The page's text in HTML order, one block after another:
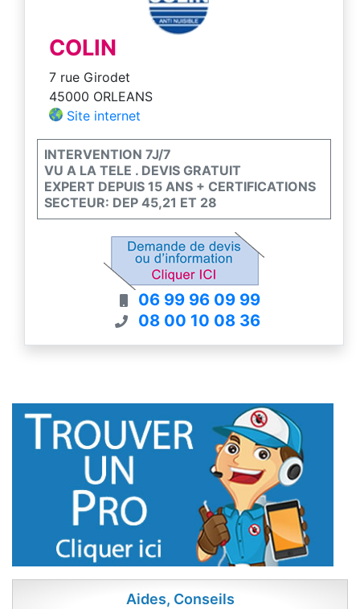
COLIN
7 rue Girodet
45000 ORLEANS
Site internet
INTERVENTION 7J/7
VU A LA TELE . DEVIS GRATUIT
EXPERT DEPUIS 15 ANS + CERTIFICATIONS
SECTEUR: DEP 45,21 ET 28
06 99 96 09 99
08 00 10 08 36
Aides, Conseils